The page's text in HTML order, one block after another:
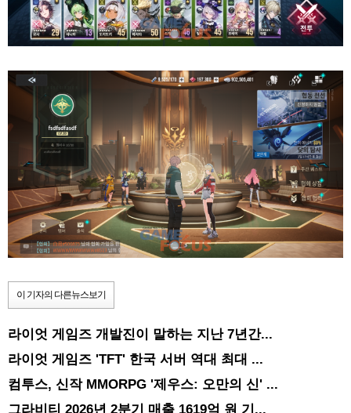
이 기자의 다른뉴스보기
라이엇 게임즈 개발진이 말하는 지난 7년간...
라이엇 게임즈 'TFT' 한국 서버 역대 최대 ...
컴투스, 신작 MMORPG '제우스: 오만의 신' ...
그라비티 2026년 2분기 매출 1619억 원 기...